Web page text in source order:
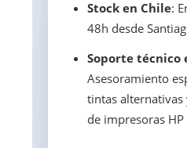
Stock en Chile:
48h desde
Soporte técnico
Asesoramiento
tintas
de impresoras